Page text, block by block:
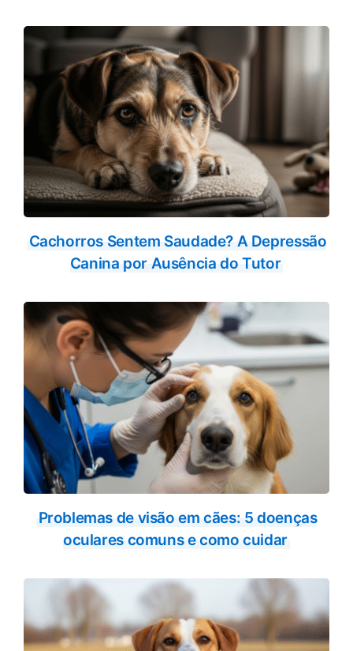
Cachorros Sentem Saudade? A Depressão
Canina por Ausência do Tutor
Problemas de visão em cães: 5 doenças
oculares comuns e como cuidar